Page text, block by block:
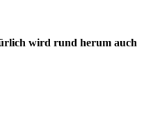
wird rund herum auch